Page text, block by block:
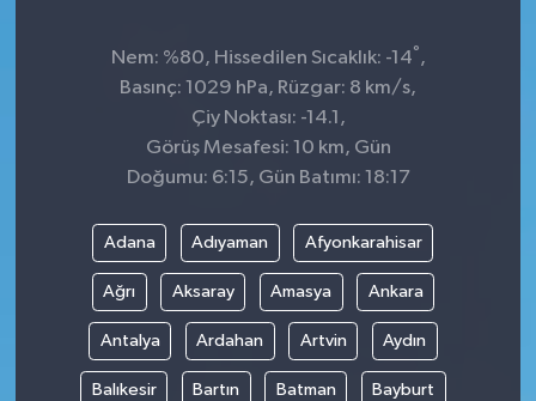
Nem: %80, Hissedilen Sıcaklık: -14° ,
Basınç: 1029 hPa, Rüzgar: 8 km/s,
Çiy Noktası: -14.1,
Görüş Mesafesi: 10 km, Gün
Doğumu: 6:15, Gün Batımı: 18:17
Adana Adıyaman Afyonkarahisar
Ağrı Aksaray Amasya Ankara
Antalya Ardahan Artvin Aydın
Balıkesir Bartın Batman Bayburt